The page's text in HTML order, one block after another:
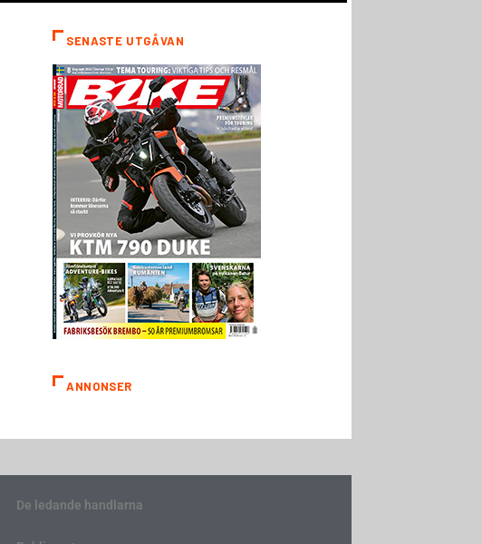
SENASTE UTGÅVAN
ANNONSER
De ledande handlarna